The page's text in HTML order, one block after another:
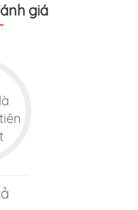
giá